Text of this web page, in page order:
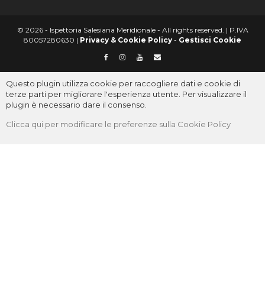
© 2026 - Ispettoria Salesiana Meridionale - All rights reserved. | P.IVA
80057280630 | Privacy & Cookie Policy - Gestisci Cookie
Questo plugin utilizza cookie per raccogliere dati e cookie di
terze parti per migliorare l'esperienza utente. Per visualizzare il
plugin è necessario dare il consenso.
Clicca qui per modificare le preferenze sulla Cookie Policy